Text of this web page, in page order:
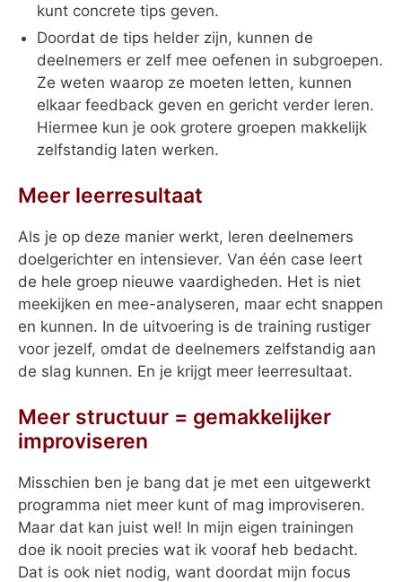
kunt concrete tips geven.
Doordat de tips helder zijn, kunnen de
deelnemers er zelf mee oefenen in subgroepen.
Ze weten waarop ze moeten letten, kunnen
elkaar feedback geven en gericht verder leren.
Hiermee kun je ook grotere groepen makkelijk
zelfstandig laten werken.
Meer leerresultaat
Als je op deze manier werkt, leren deelnemers
doelgerichter en intensiever. Van één case leert
de hele groep nieuwe vaardigheden. Het is niet
meekijken en mee-analyseren, maar echt snappen
en kunnen. In de uitvoering is de training rustiger
voor jezelf, omdat de deelnemers zelfstandig aan
de slag kunnen. En je krijgt meer leerresultaat.
Meer structuur = gemakkelijker
improviseren
Misschien ben je bang dat je met een uitgewerkt
programma niet meer kunt of mag improviseren.
Maar dat kan juist wel! In mijn eigen trainingen
doe ik nooit precies wat ik vooraf heb bedacht.
Dat is ook niet nodig, want doordat mijn focus